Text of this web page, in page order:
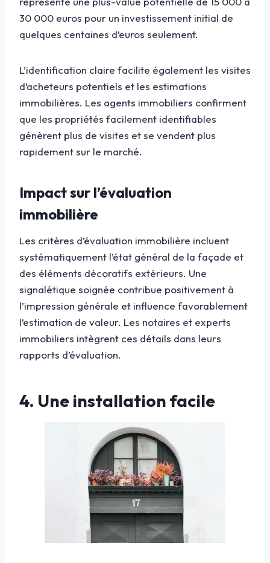
30 000 euros pour un investissement initial de
quelques centaines d’euros seulement.
L’identification claire facilite également les visites
d’acheteurs potentiels et les estimations
immobilières. Les agents immobiliers confirment
que les propriétés facilement identifiables
génèrent plus de visites et se vendent plus
rapidement sur le marché.
Impact sur l’évaluation
immobilière
Les critères d’évaluation immobilière incluent
systématiquement l’état général de la façade et
des éléments décoratifs extérieurs. Une
signalétique soignée contribue positivement à
l’impression générale et influence favorablement
l’estimation de valeur. Les notaires et experts
immobiliers intègrent ces détails dans leurs
rapports d’évaluation.
4. Une installation facile